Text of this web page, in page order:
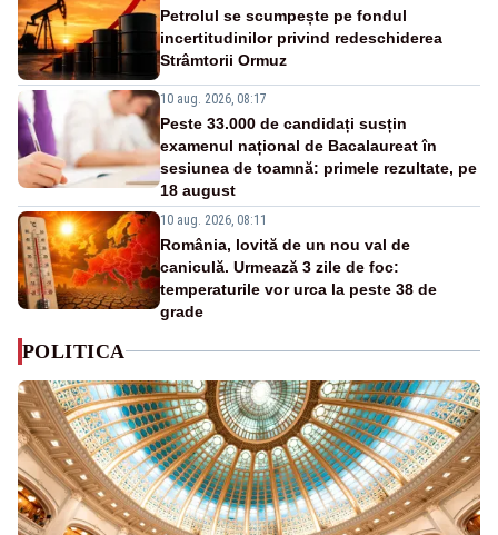
Petrolul se scumpește pe fondul
incertitudinilor privind redeschiderea
Strâmtorii Ormuz
10 aug. 2026, 08:17
Peste 33.000 de candidați susțin
examenul național de Bacalaureat în
sesiunea de toamnă: primele rezultate, pe
18 august
10 aug. 2026, 08:11
România, lovită de un nou val de
caniculă. Urmează 3 zile de foc:
temperaturile vor urca la peste 38 de
grade
POLITICA